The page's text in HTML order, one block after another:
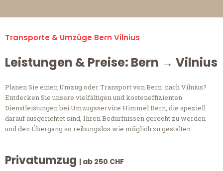
Transporte & Umzüge Bern Vilnius
Leistungen & Preise: Bern → Vilnius
Planen Sie einen Umzug oder Transport von Bern nach Vilnius?
Entdecken Sie unsere vielfältigen und kosteneffizienten
Dienstleistungen bei Umzugsservice Himmel Bern, die speziell
darauf ausgerichtet sind, Ihren Bedürfnissen gerecht zu werden
und den Übergang so reibungslos wie möglich zu gestalten.
Privatumzug | ab 250 CHF